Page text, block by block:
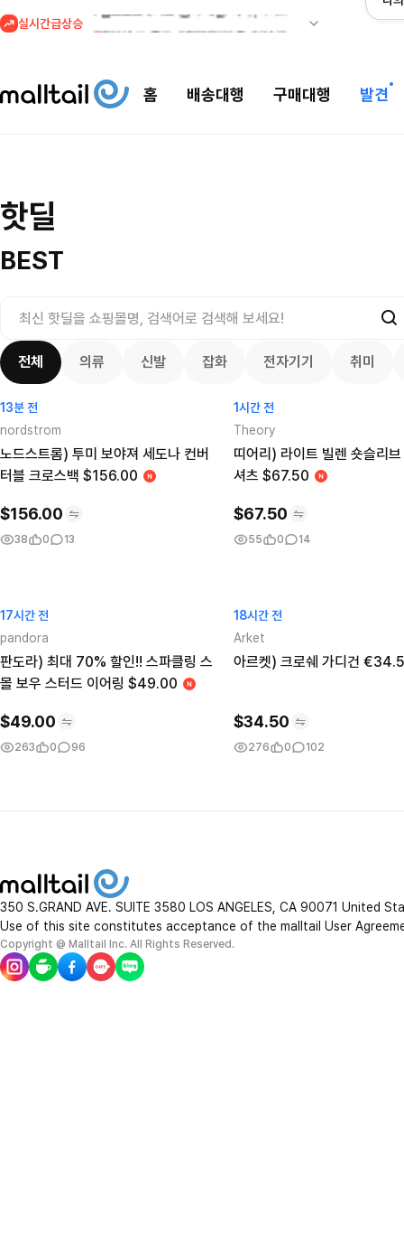
실시간급상승
5
홈 배송대행 구매대행 발견
핫딜
BEST
등 착용 + 관세내 특가
$200.00
전체 의류 신발 잡화 전자기기 취미
13분 전
nordstrom
노드스트롬) 투미 보야져 세도나 컨버
터블 크로스백 $156.00
$156.00
38 0 13
1시간 전
Theory
띠어리) 라이트 빌렌 숏슬리
셔츠 $67.50
$67.50
55 0 14
17시간 전
pandora
판도라) 최대 70% 할인!! 스파클링 스
몰 보우 스터드 이어링 $49.00
$49.00
263 0 96
18시간 전
Arket
아르켓) 크로쉐 가디건
$34.50
276 0 102
350 S.GRAND AVE. SUITE 3580 LOS ANGELES, CA 90071 United
Use of this site constitutes acceptance of the malltail User
Copyright @ Malltail Inc. All Rights Reserved.